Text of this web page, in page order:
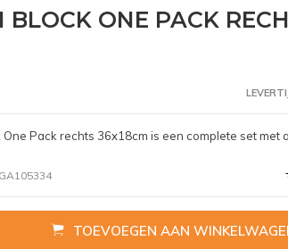
ONE PACK
Pack rechts 36x18cm is een complete set met
TOEVOEGEN AAN